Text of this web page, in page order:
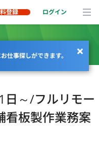
登録 ログイン
仕事探しができます。
日～/フルリモー
看板製作業務案